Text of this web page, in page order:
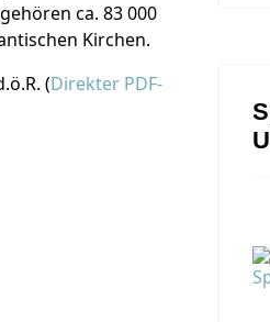
ca. 83 000
Kirchen.
(Direkter PDF-